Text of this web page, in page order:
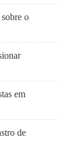
o
em
de